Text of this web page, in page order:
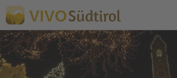
VIVOSüdtirol